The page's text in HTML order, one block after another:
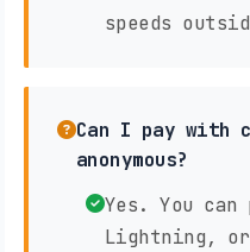
speeds
Can I pay with
anonymous?
Yes. You
Lightning,